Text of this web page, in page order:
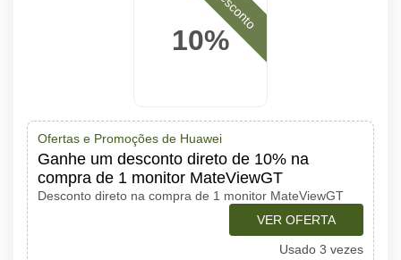
10%
Ofertas e Promoções de Huawei
Ganhe um desconto direto de 10% na
compra de 1 monitor MateViewGT
Desconto direto na compra de 1 monitor MateViewGT
VER OFERTA
Usado 3 vezes